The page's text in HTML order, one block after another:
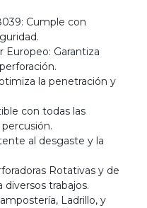
Cumple con
Europeo: Garantiza
la penetración y
con todas las
al desgaste y la
Rotativas y de
diversos trabajos.
Ladrillo, y